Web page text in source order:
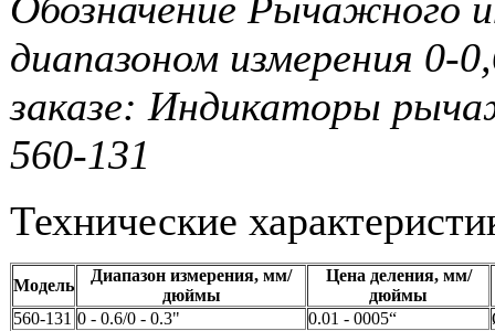
диапазоном измерения 0-
заказе: Индикаторы
560-131
Технические
Модель
Диапазон измерения, мм/
дюймы
Цена деления, мм/
дюймы
560-131 0 - 0.6/0 - 0.3" 0.01 - 0005“